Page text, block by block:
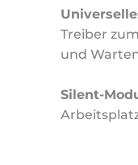
Treiber
und
Silent-